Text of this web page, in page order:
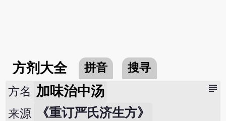
方剂大全 拼音 搜寻
subject
方名 加味治中汤
来源 《重订严氏济生方》